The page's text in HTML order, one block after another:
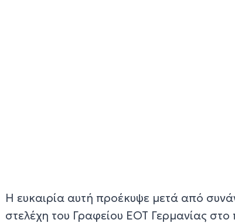
Η ευκαιρία αυτή προέκυψε μετά από
στελέχη του Γραφείου ΕΟΤ Γερμανίας στο